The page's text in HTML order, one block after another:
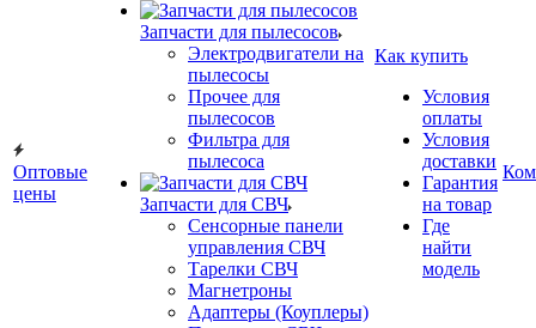
Оптовые
цены
Запчасти для пылесосов
Электродвигатели на
пылесосы
Прочее для
пылесосов
Фильтра для
пылесоса
Запчасти для СВЧ
Сенсорные панели
управления СВЧ
Тарелки СВЧ
Магнетроны
Адаптеры (Коуплеры)
Как купить
Условия
оплаты
Условия
доставки
Гарантия
на товар
Где
найти
модель